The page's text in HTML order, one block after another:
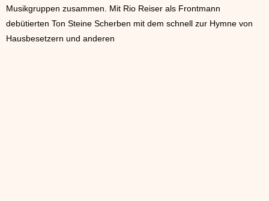
Musikgruppen zusammen. Mit Rio Reiser als Frontmann
debütierten Ton Steine Scherben mit dem schnell zur Hymne von
Hausbesetzern und anderen